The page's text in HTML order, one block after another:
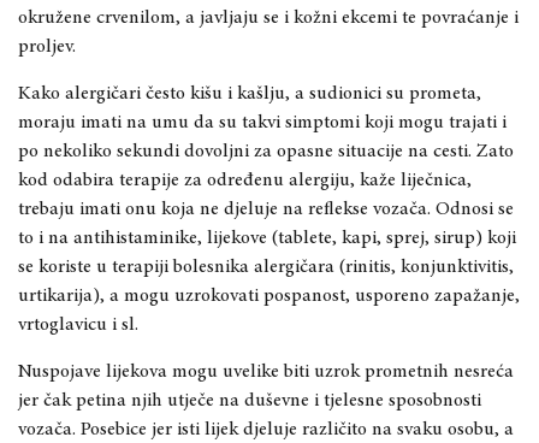
okružene crvenilom, a javljaju se i kožni ekcemi te povraćanje i
proljev.
Kako alergičari često kišu i kašlju, a sudionici su prometa,
moraju imati na umu da su takvi simptomi koji mogu trajati i
po nekoliko sekundi dovoljni za opasne situacije na cesti. Zato
kod odabira terapije za određenu alergiju, kaže liječnica,
trebaju imati onu koja ne djeluje na reflekse vozača. Odnosi se
to i na antihistaminike, lijekove (tablete, kapi, sprej, sirup) koji
se koriste u terapiji bolesnika alergičara (rinitis, konjunktivitis,
urtikarija), a mogu uzrokovati pospanost, usporeno zapažanje,
vrtoglavicu i sl.
Nuspojave lijekova mogu uvelike biti uzrok prometnih nesreća
jer čak petina njih utječe na duševne i tjelesne sposobnosti
vozača. Posebice jer isti lijek djeluje različito na svaku osobu, a